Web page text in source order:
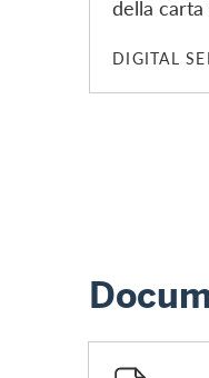
della
portata.
DIGITAL